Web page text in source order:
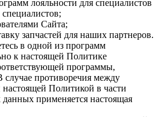
лояльности для специалистов
Сайта;
запчастей для наших партнеров.
в одной из программ
к настоящей Политике
программы,
противоречия между
Политикой в части
применяется настоящая